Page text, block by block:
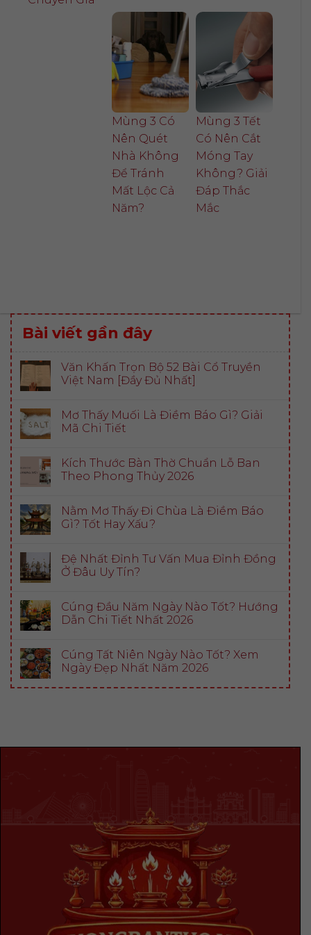
Mùng 3 Có
Nên Quét
Nhà Không
Để Tránh
Mất Lộc Cả
Năm?
Mùng 3 Tết
Có Nên Cắt
Móng Tay
Không? Giải
Đáp Thắc
Mắc
Bài viết gần đây
Văn Khấn Trọn Bộ 52 Bài Cổ Truyền
Việt Nam [Đầy Đủ Nhất]
Mơ Thấy Muối Là Điềm Báo Gì? Giải
Mã Chi Tiết
Kích Thước Bàn Thờ Chuẩn Lỗ Ban
Theo Phong Thủy 2026
Nằm Mơ Thấy Đi Chùa Là Điềm Báo
Gì? Tốt Hay Xấu?
Đệ Nhất Đỉnh Tư Vấn Mua Đỉnh Đồng
Ở Đâu Uy Tín?
Cúng Đầu Năm Ngày Nào Tốt? Hướng
Dẫn Chi Tiết Nhất 2026
Cúng Tất Niên Ngày Nào Tốt? Xem
Ngày Đẹp Nhất Năm 2026